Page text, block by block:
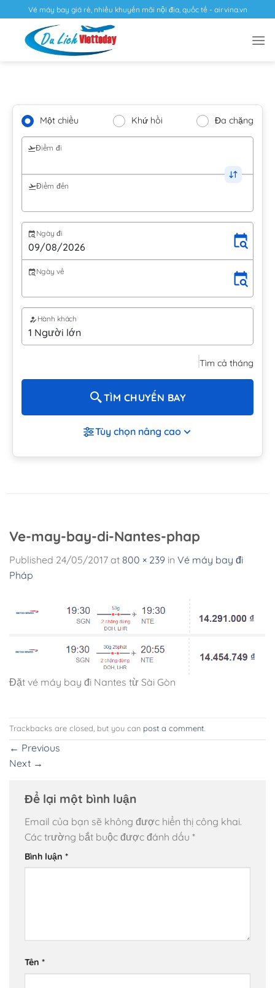
Vé máy bay giá rẻ, nhiều khuyến mãi nội địa, quốc tế - airvina.vn
Một chiều Khứ hồi Đa chặng
Điểm đi
Điểm đến
Ngày đi
Ngày về
Hành khách
Tìm cả tháng
TÌM CHUYẾN BAY
Tùy chọn nâng cao
Ve-may-bay-di-Nantes-phap
Published 24/05/2017 at 800 × 239 in Vé máy bay đi
Pháp
Đặt vé máy bay đi Nantes từ Sài Gòn
Trackbacks are closed, but you can post a comment.
← Previous
Next →
Để lại một bình luận
Email của bạn sẽ không được hiển thị công khai.
Các trường bắt buộc được đánh dấu *
Bình luận *
Tên *